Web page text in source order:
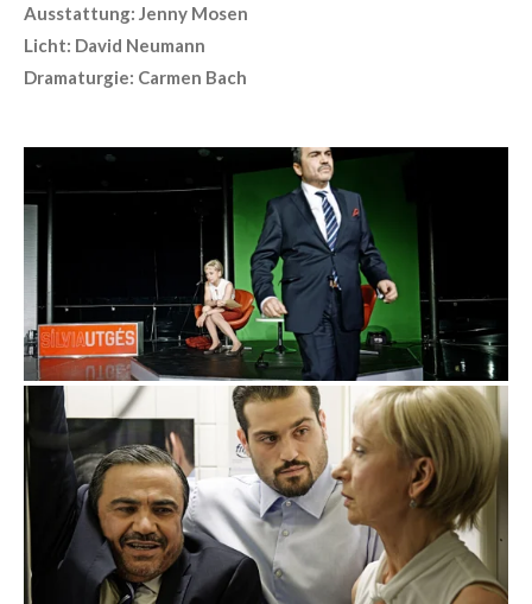
Ausstattung: Jenny Mosen
Licht: David Neumann
Dramaturgie: Carmen Bach